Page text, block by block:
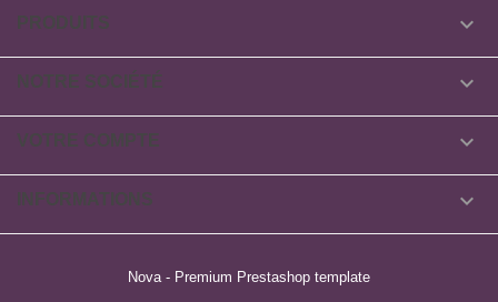




Nova - Premium Prestashop template